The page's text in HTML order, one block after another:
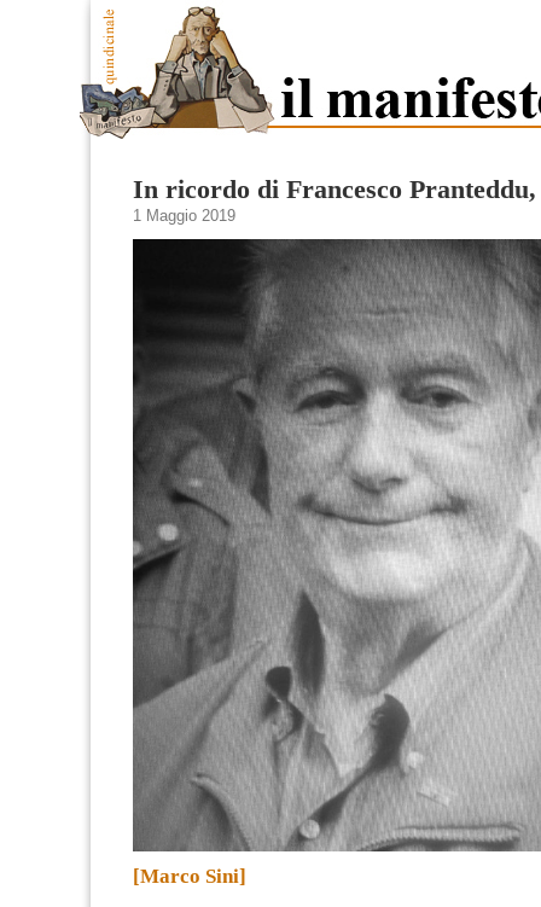
In ricordo di Francesco
1 Maggio 2019
[Marco Sini]